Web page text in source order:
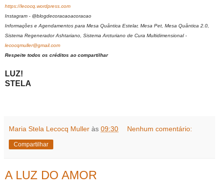
https://lecocq.wordpress.com
Instagram - @blogdecoracaoacoracao
Informações e Agendamentos para Mesa Quântica Estelar, Mesa Pet, Mesa Quântica 2.0,
Sistema Regenerador Ashtariano, Sistema Arcturiano de Cura Multidimensional -
lecocqmuller@gmail.com
Respeite todos os créditos ao compartilhar
LUZ!
STELA
Maria Stela Lecocq Muller às 09:30 Nenhum comentário:
Compartilhar
A LUZ DO AMOR